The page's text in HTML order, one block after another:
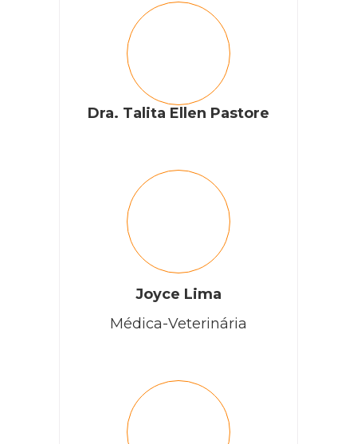
Dra. Talita Ellen Pastore
Joyce Lima
Médica-Veterinária